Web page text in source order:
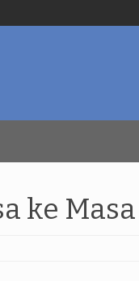
ke Masa